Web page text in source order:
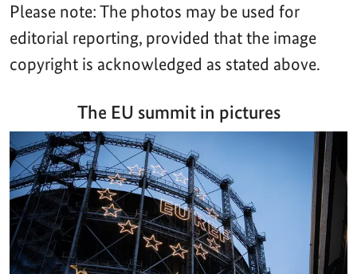
Please note: The photos may be used for
editorial reporting, provided that the image
copyright is acknowledged as stated above.
The EU summit in pictures